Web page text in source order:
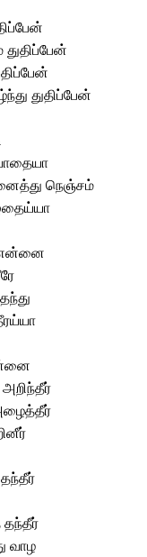
துதிப்பேன்
நெஞ்சம்
என்னை
தந்தீர்
தந்தீர்
வாழ